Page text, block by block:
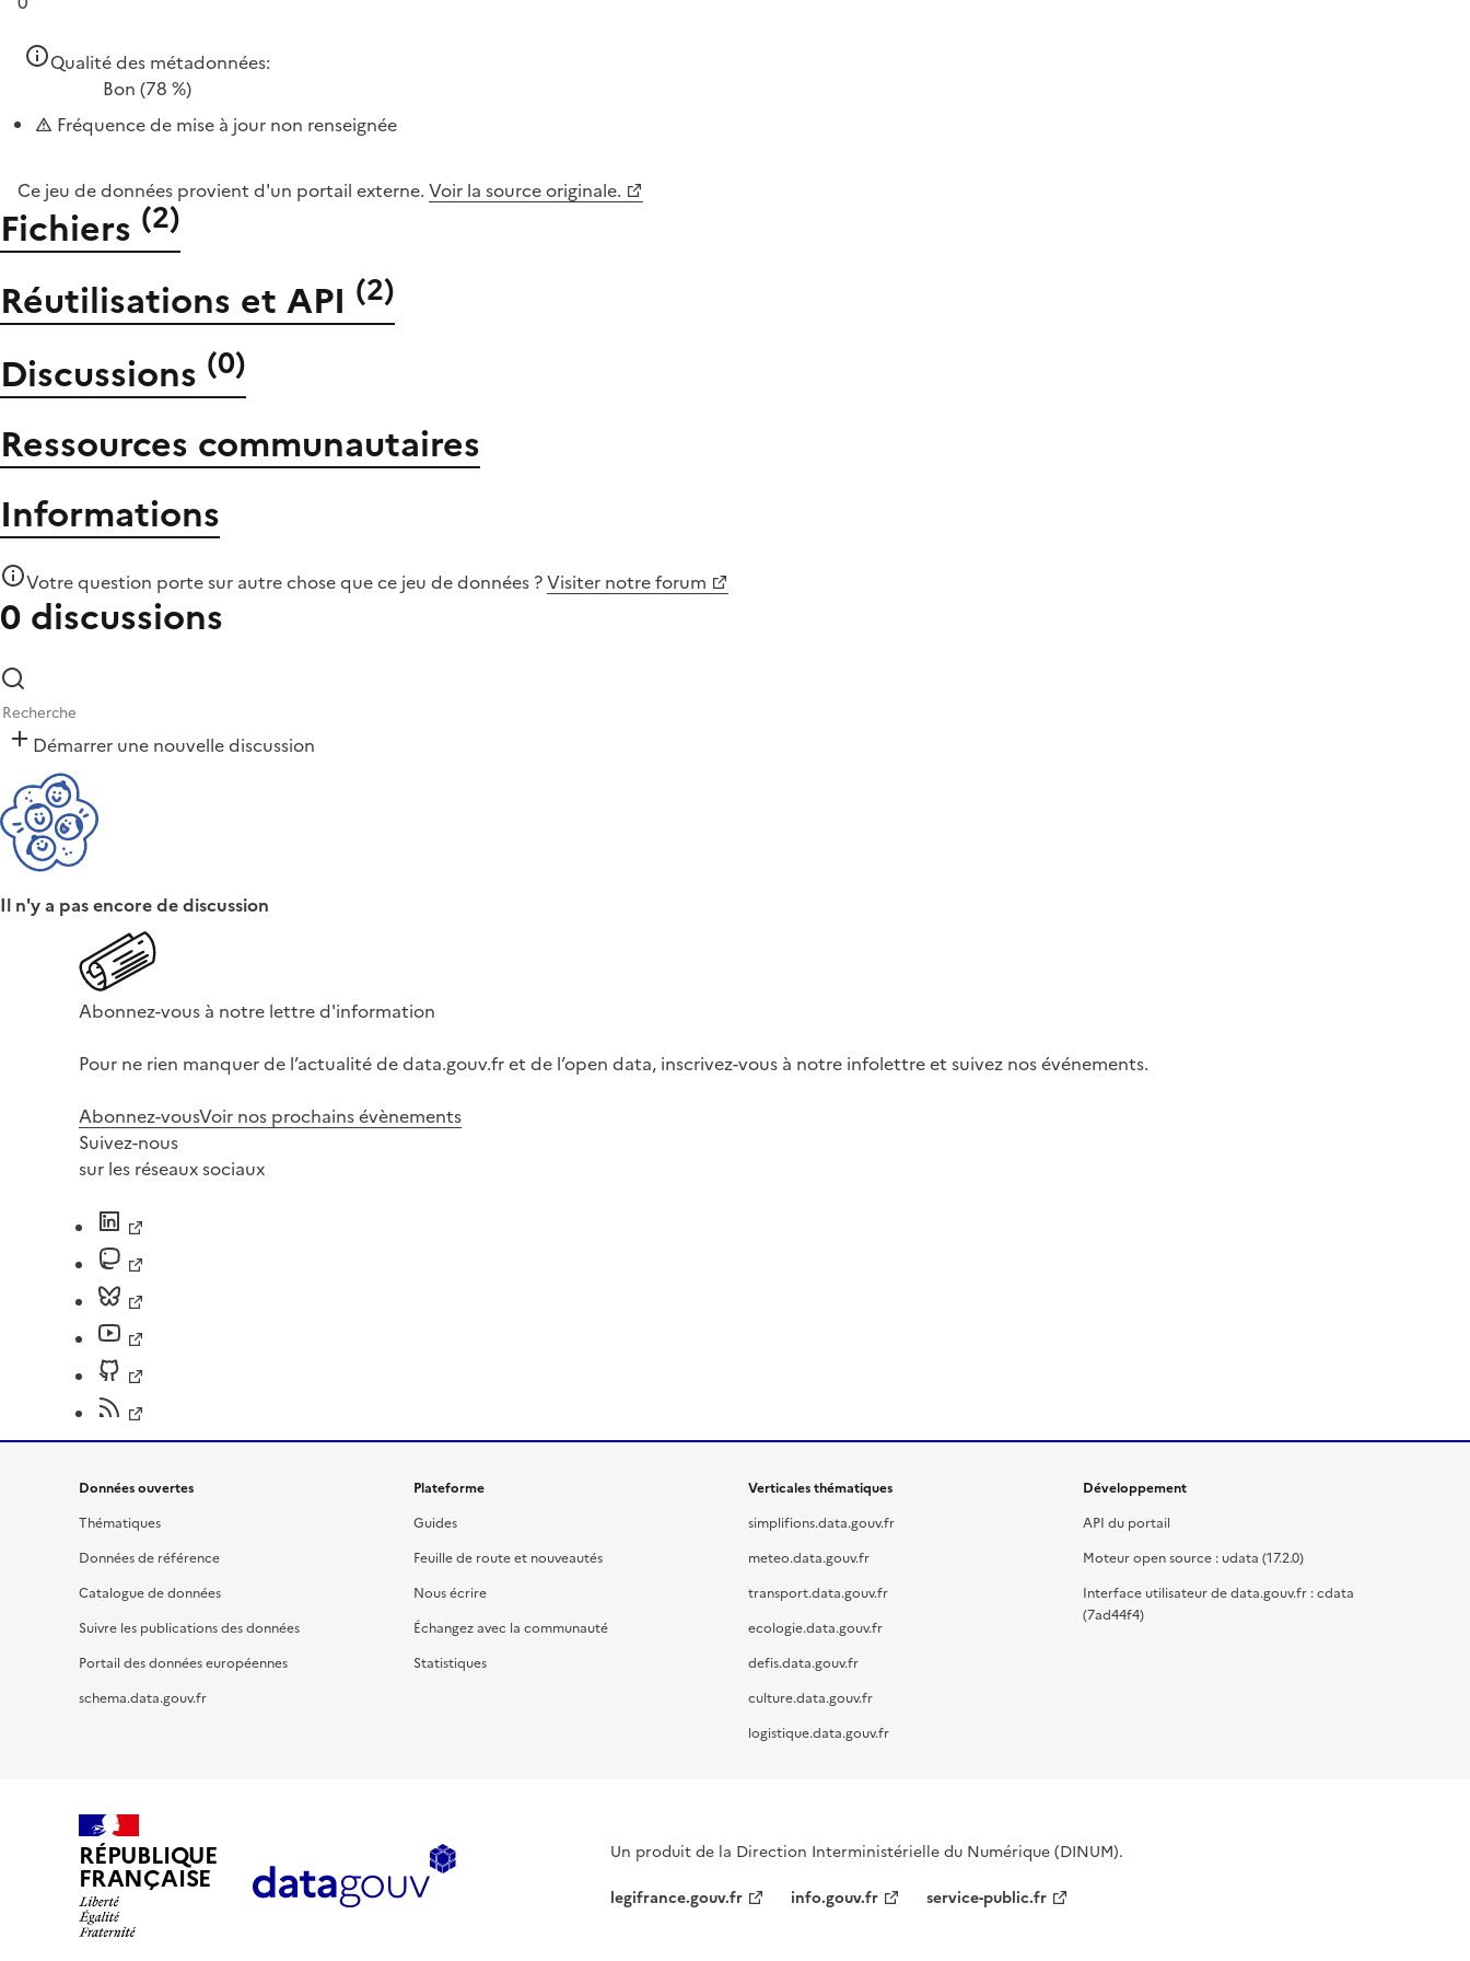
Qualité des métadonnées:
Bon (78 %)
Fréquence de mise à jour non renseignée
Ce jeu de données provient d'un portail externe. Voir la source originale.
Fichiers (2)
Réutilisations et API (2)
Discussions (0)
Ressources communautaires
Informations
Votre question porte sur autre chose quece jeu de données ?Visiter notre forum
0 discussions
Démarrer une nouvelle discussion
Il n'y a pas encore de discussion
Abonnez-vous à notre lettre d'information
Pour ne rien manquer de l’actualité de data.gouv.fr et de l’open data, inscrivez-vous à notre infolettre et suivez nos événements.
Abonnez-vousVoir nos prochains évènements
Suivez-nous
sur les réseaux sociaux
Données ouvertes
Thématiques
Données de référence
Catalogue de données
Suivre les publications des données
Portail des données européennes
schema.data.gouv.fr
Plateforme
Guides
Feuille de route et nouveautés
Nous écrire
Échangez avec la communauté
Statistiques
Verticales thématiques
simplifions.data.gouv.fr
meteo.data.gouv.fr
transport.data.gouv.fr
ecologie.data.gouv.fr
defis.data.gouv.fr
culture.data.gouv.fr
logistique.data.gouv.fr
Développement
API du portail
Moteur open source : udata (17.2.0)
Interface utilisateur de data.gouv.fr : cdata
(7ad44f4)
RÉPUBLIQUE
FRANÇAISE
Un produit de la Direction Interministérielle du Numérique (DINUM).
legifrance.gouv.fr
info.gouv.fr service-public.fr